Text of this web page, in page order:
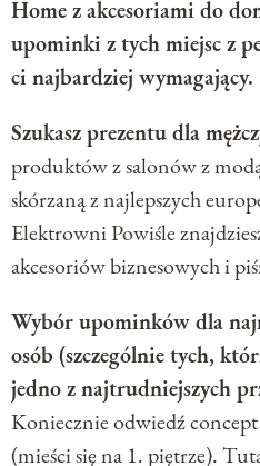
Home z akcesoriami do
upominki z tych miejsc z
ci najbardziej wymagający.
Szukasz prezentu dla
produktów z salonów z
skórzaną z najlepszych
Elektrowni Powiśle
akcesoriów biznesowych i
Wybór upominków dla
osób (szczególnie tych,
jedno z najtrudniejszych
Koniecznie odwiedź
(mieści się na 1. piętrze).